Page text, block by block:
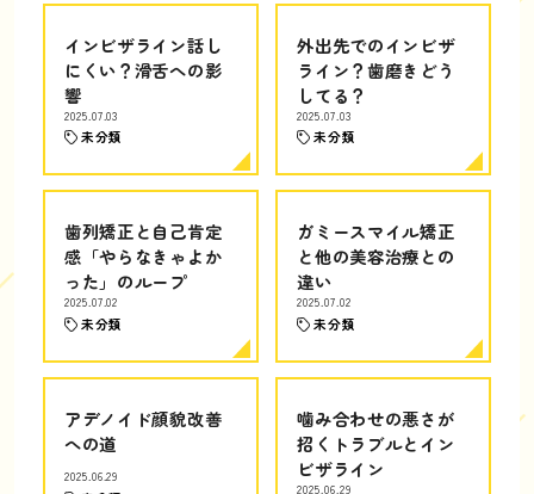
インビザライン話し
にくい？滑舌への影
響
2025.07.03
未分類
外出先でのインビザ
ライン？歯磨きどう
してる？
2025.07.03
未分類
歯列矯正と自己肯定
感「やらなきゃよか
った」のループ
2025.07.02
未分類
ガミースマイル矯正
と他の美容治療との
違い
2025.07.02
未分類
アデノイド顔貌改善
への道
2025.06.29
噛み合わせの悪さが
招くトラブルとイン
ビザライン
2025.06.29